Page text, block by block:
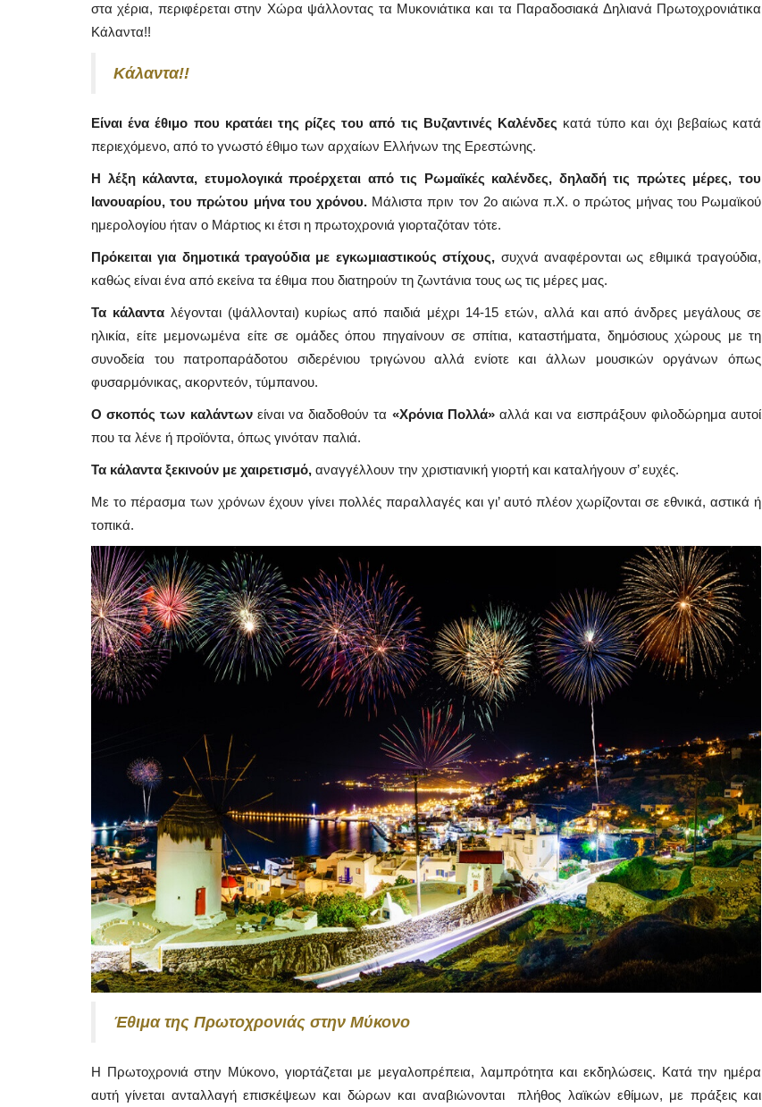
στα χέρια, περιφέρεται στην Χώρα ψάλλοντας τα Μυκονιάτικα και τα Παραδοσιακά Δηλιανά Πρωτοχρονιάτικα
Κάλαντα!!
Κάλαντα!!
Είναι ένα έθιμο που κρατάει της ρίζες του από τις Βυζαντινές Καλένδες κατά τύπο και όχι βεβαίως κατά
περιεχόμενο, από το γνωστό έθιμο των αρχαίων Ελλήνων της Ερεστώνης.
Η λέξη κάλαντα, ετυμολογικά προέρχεται από τις Ρωμαϊκές καλένδες, δηλαδή τις πρώτες μέρες, του
Ιανουαρίου, του πρώτου μήνα του χρόνου.Μάλιστα πριν τον 2ο αιώνα π.Χ. ο πρώτος μήνας του Ρωμαϊκού
ημερολογίου ήταν ο Μάρτιος κι έτσι η πρωτοχρονιά γιορταζόταν τότε.
Πρόκειται για δημοτικά τραγούδια με εγκωμιαστικούς στίχους, συχνά αναφέρονται ως εθιμικά τραγούδια,
καθώς είναι ένα από εκείνα τα έθιμα που διατηρούν τη ζωντάνια τους ως τις μέρες μας.
Τα κάλανταλέγονται (ψάλλονται) κυρίως από παιδιά μέχρι 14-15 ετών, αλλά και από άνδρες μεγάλους σε
ηλικία, είτε μεμονωμένα είτε σε ομάδες όπου πηγαίνουν σε σπίτια, καταστήματα, δημόσιους χώρους με τη
συνοδεία του πατροπαράδοτου σιδερένιου τριγώνου αλλά ενίοτε και άλλων μουσικών οργάνων όπως
φυσαρμόνικας, ακορντεόν, τύμπανου.
Ο σκοπός των καλάντωνείναι να διαδοθούν τα «Χρόνια Πολλά»αλλά και να εισπράξουν φιλοδώρημα αυτοί
που τα λένε ή προϊόντα, όπως γινόταν παλιά.
Τα κάλαντα ξεκινούν με χαιρετισμό, αναγγέλλουν την χριστιανική γιορτή και καταλήγουν σ’ ευχές.
Με το πέρασμα των χρόνων έχουν γίνει πολλές παραλλαγές και γι’ αυτό πλέον χωρίζονται σε εθνικά, αστικά ή
τοπικά.
Έθιμα της Πρωτοχρονιάς στην Μύκονο
Η Πρωτοχρονιά στην Μύκονο, γιορτάζεται με μεγαλοπρέπεια, λαμπρότητα και εκδηλώσεις. Κατά την ημέρα
αυτή γίνεται ανταλλαγή επισκέψεων και δώρων και αναβιώνονται πλήθος λαϊκών εθίμων, με πράξεις και
Mykonos News Government